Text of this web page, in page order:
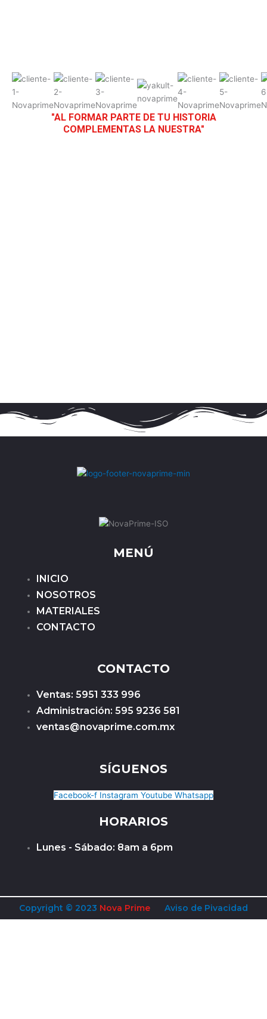
"AL FORMAR PARTE DE TU HISTORIA
COMPLEMENTAS LA NUESTRA"
MENÚ
INICIO
NOSOTROS
MATERIALES
CONTACTO
CONTACTO
Ventas: 5951 333 996
Administración: 595 9236 581
ventas@novaprime.com.mx
SÍGUENOS
Facebook-f Instagram Youtube Whatsapp
HORARIOS
Lunes - Sábado: 8am a 6pm
Copyright © 2023 Nova Prime Aviso de Pivacidad